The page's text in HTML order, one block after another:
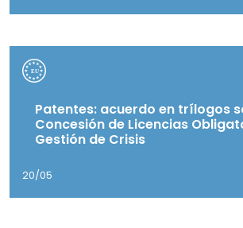
Patentes: acuerdo en trílogos
Concesión de Licencias
Gestión de Crisis
20/05